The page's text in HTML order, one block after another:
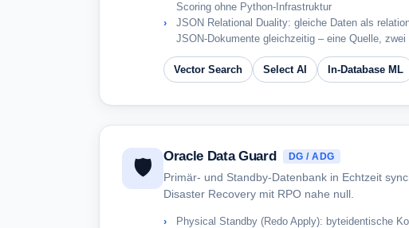
Scoring ohne Python-Infrastruktur
JSON Relational Duality: gleiche Daten als
JSON-Dokumente gleichzeitig – eine Quelle, zwei
Vector Search Select AI In-Database ML
🛡️ Oracle Data Guard DG / ADG
Primär- und Standby-Datenbank in Echtzeit
Disaster Recovery mit RPO nahe null.
Physical Standby (Redo Apply): byteidentische